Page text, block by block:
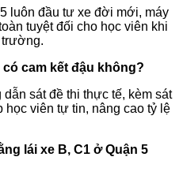
luôn đầu tư xe đời mới, máy
tuyệt đối cho học viên khi
có cam kết đậu không?
sát đề thi thực tế, kèm sát
viên tự tin, nâng cao tỷ lệ
lái xe B, C1 ở Quận 5